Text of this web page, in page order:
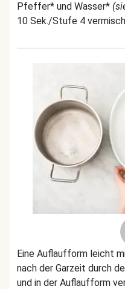
Pfeffer* und Wasser*
10 Sek./Stufe 4
Eine Auflaufform leicht
nach der Garzeit durch
und in der Auflaufform